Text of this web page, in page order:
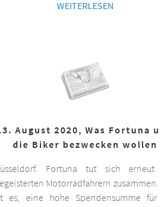
WEITERLESEN
August 2020, Was Fortuna
die Biker bezwecken wollen
Fortuna tut sich
Motorradfahrern
es, eine hohe Spendensumme